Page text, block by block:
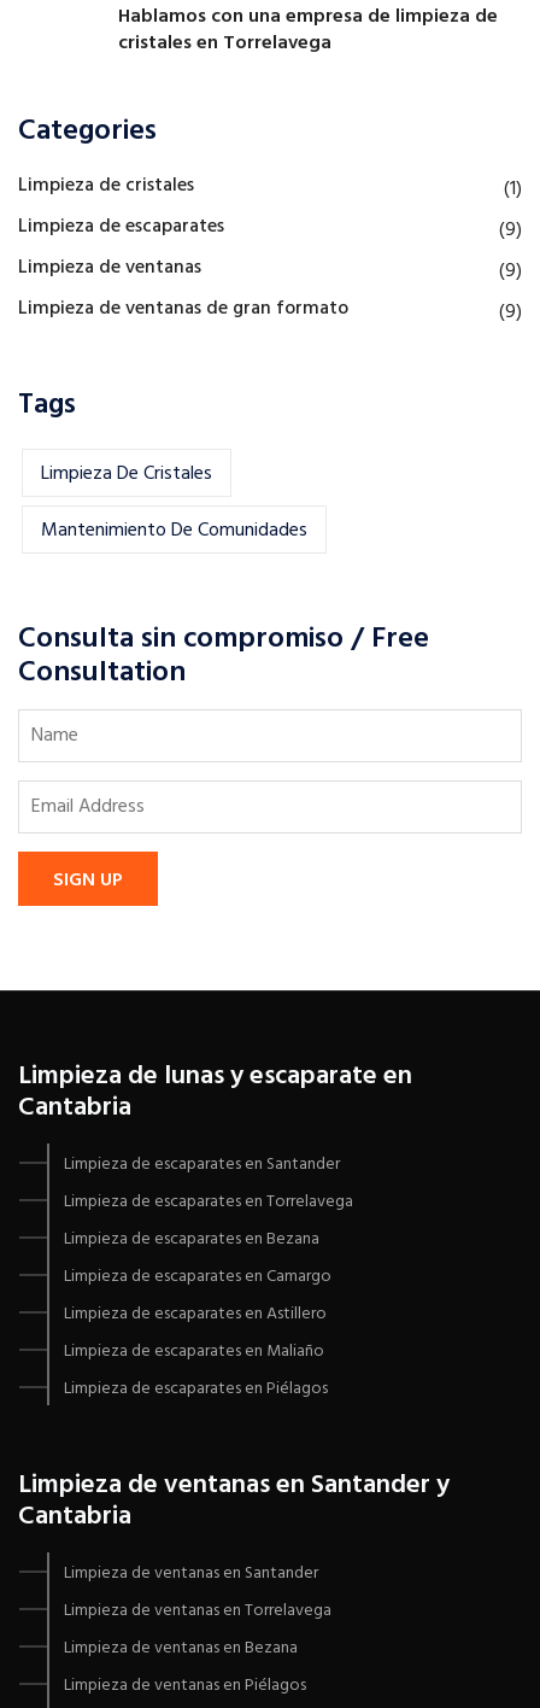
Hablamos con una empresa de limpieza de
cristales en Torrelavega
Categories
Limpieza de cristales
(1)
Limpieza de escaparates
(9)
Limpieza de ventanas
(9)
Limpieza de ventanas de gran formato
(9)
Tags
Limpieza De Cristales
Mantenimiento De Comunidades
Consulta sin compromiso / Free
Consultation
SIGN UP
Limpieza de lunas y escaparate en
Cantabria
Limpieza de escaparates en Santander
Limpieza de escaparates en Torrelavega
Limpieza de escaparates en Bezana
Limpieza de escaparates en Camargo
Limpieza de escaparates en Astillero
Limpieza de escaparates en Maliaño
Limpieza de escaparates en Piélagos
Limpieza de ventanas en Santander y
Cantabria
Limpieza de ventanas en Santander
Limpieza de ventanas en Torrelavega
Limpieza de ventanas en Bezana
Limpieza de ventanas en Piélagos